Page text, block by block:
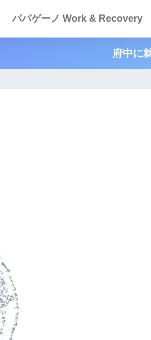
パパゲーノ Work & Recovery
府中に